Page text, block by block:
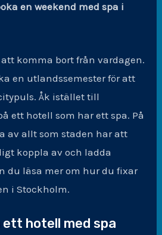
en weekend med spa i
komma bort från vardagen.
en utlandssemester för att
Åk istället till
ett hotell som har ett spa. På
av allt som staden har att
koppla av och ladda
du läsa mer om hur du fixar
i Stockholm.
hotell med spa